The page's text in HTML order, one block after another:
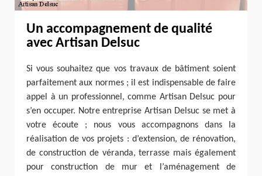
Un accompagnement de qualité
avec Artisan Delsuc
Si vous souhaitez que vos travaux de bâtiment soient
parfaitement aux normes ; il est indispensable de faire
appel à un professionnel, comme Artisan Delsuc pour
s’en occuper. Notre entreprise Artisan Delsuc se met à
votre écoute ; nous vous accompagnons dans la
réalisation de vos projets : d’extension, de rénovation,
de construction de véranda, terrasse mais également
pour construction de mur et l’aménagement de